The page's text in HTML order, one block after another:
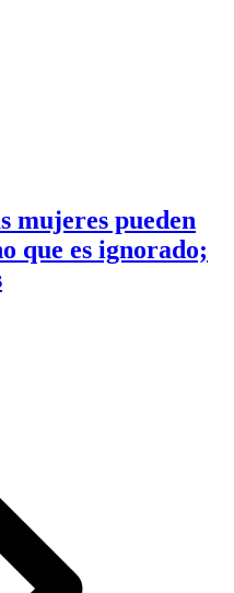
mujeres pueden
que es ignorado;